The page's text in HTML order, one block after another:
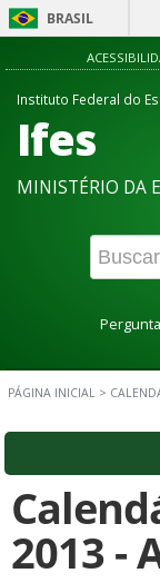
BRASIL
Instituto Federal do
Ifes
MINISTÉRIO DA
PÁGINA INICIAL >
2013 -